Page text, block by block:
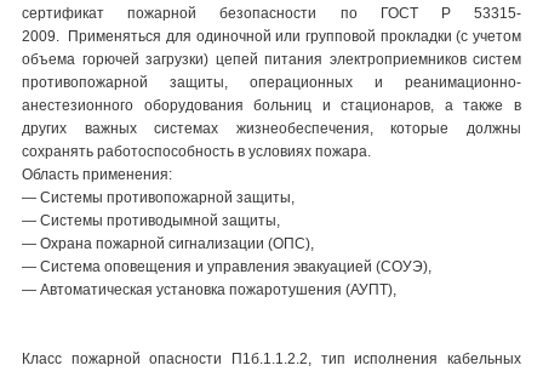
сертификат пожарной безопасности по ГОСТ Р 53315-
2009. Применяться для одиночной или групповой прокладки (с учетом
объема горючей загрузки) цепей питания электроприемников систем
противопожарной защиты, операционных и реанимационно-
анестезионного оборудования больниц и стационаров, а также в
других важных системах жизнеобеспечения, которые должны
сохранять работоспособность в условиях пожара.
Область применения:
― Системы противопожарной защиты,
― Системы противодымной защиты,
― Охрана пожарной сигнализации (ОПС),
― Система оповещения и управления эвакуацией (СОУЭ),
― Автоматическая установка пожаротушения (АУПТ),
Класс пожарной опасности П1б.1.1.2.2, тип исполнения кабельных